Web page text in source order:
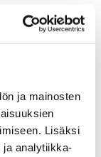
ja mainosten
Lisäksi
ja analytiikka-